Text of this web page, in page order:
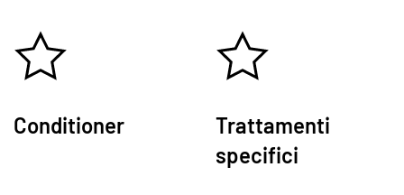
Conditioner
Trattamenti
specifici